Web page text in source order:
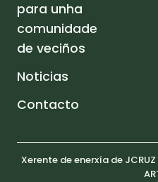
para unha
comunidade
de veciños
Noticias
Contacto
Xerente de enerxía de